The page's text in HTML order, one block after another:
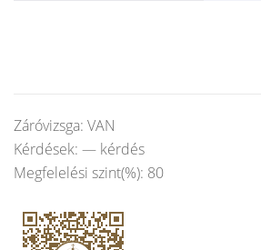
Záróvizsga: VAN
Kérdések: — kérdés
Megfelelési szint(%): 80